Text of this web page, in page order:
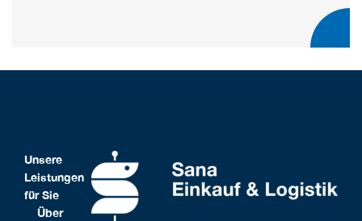
Unsere
Leistungen
für Sie
Über